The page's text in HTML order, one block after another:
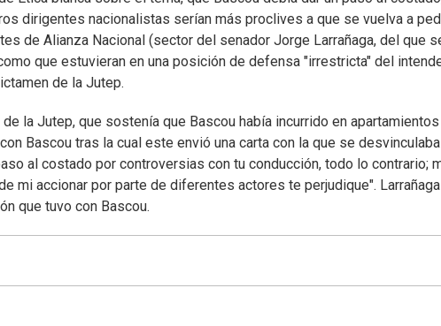
dirigentes nacionalistas serían más proclives a que se vuelva a
de Alianza Nacional (sector del senador Jorge Larrañaga, del que
que estuvieran en una posición de defensa "irrestricta" del
de la Jutep.
la Jutep, que sostenía que Bascou había incurrido en apartamientos
Bascou tras la cual este envió una carta con la que se
al costado por controversias con tu conducción, todo lo contrario;
mi accionar por parte de diferentes actores te perjudique". Larrañaga
que tuvo con Bascou.